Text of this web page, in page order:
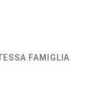
FAMIGLIA